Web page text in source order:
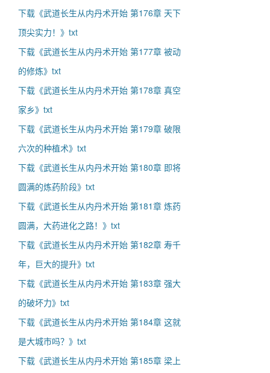
下载《武道长生从内丹术开始 第176章 天下
顶尖实力！》txt
下载《武道长生从内丹术开始 第177章 被动
的修炼》txt
下载《武道长生从内丹术开始 第178章 真空
家乡》txt
下载《武道长生从内丹术开始 第179章 破限
六次的种植术》txt
下载《武道长生从内丹术开始 第180章 即将
圆满的炼药阶段》txt
下载《武道长生从内丹术开始 第181章 炼药
圆满，大药进化之路！》txt
下载《武道长生从内丹术开始 第182章 寿千
年，巨大的提升》txt
下载《武道长生从内丹术开始 第183章 强大
的破坏力》txt
下载《武道长生从内丹术开始 第184章 这就
是大城市吗？》txt
下载《武道长生从内丹术开始 第185章 梁上